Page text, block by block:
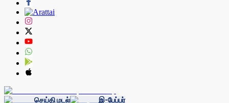
செய்தி மடல் இ-பேப்பர்